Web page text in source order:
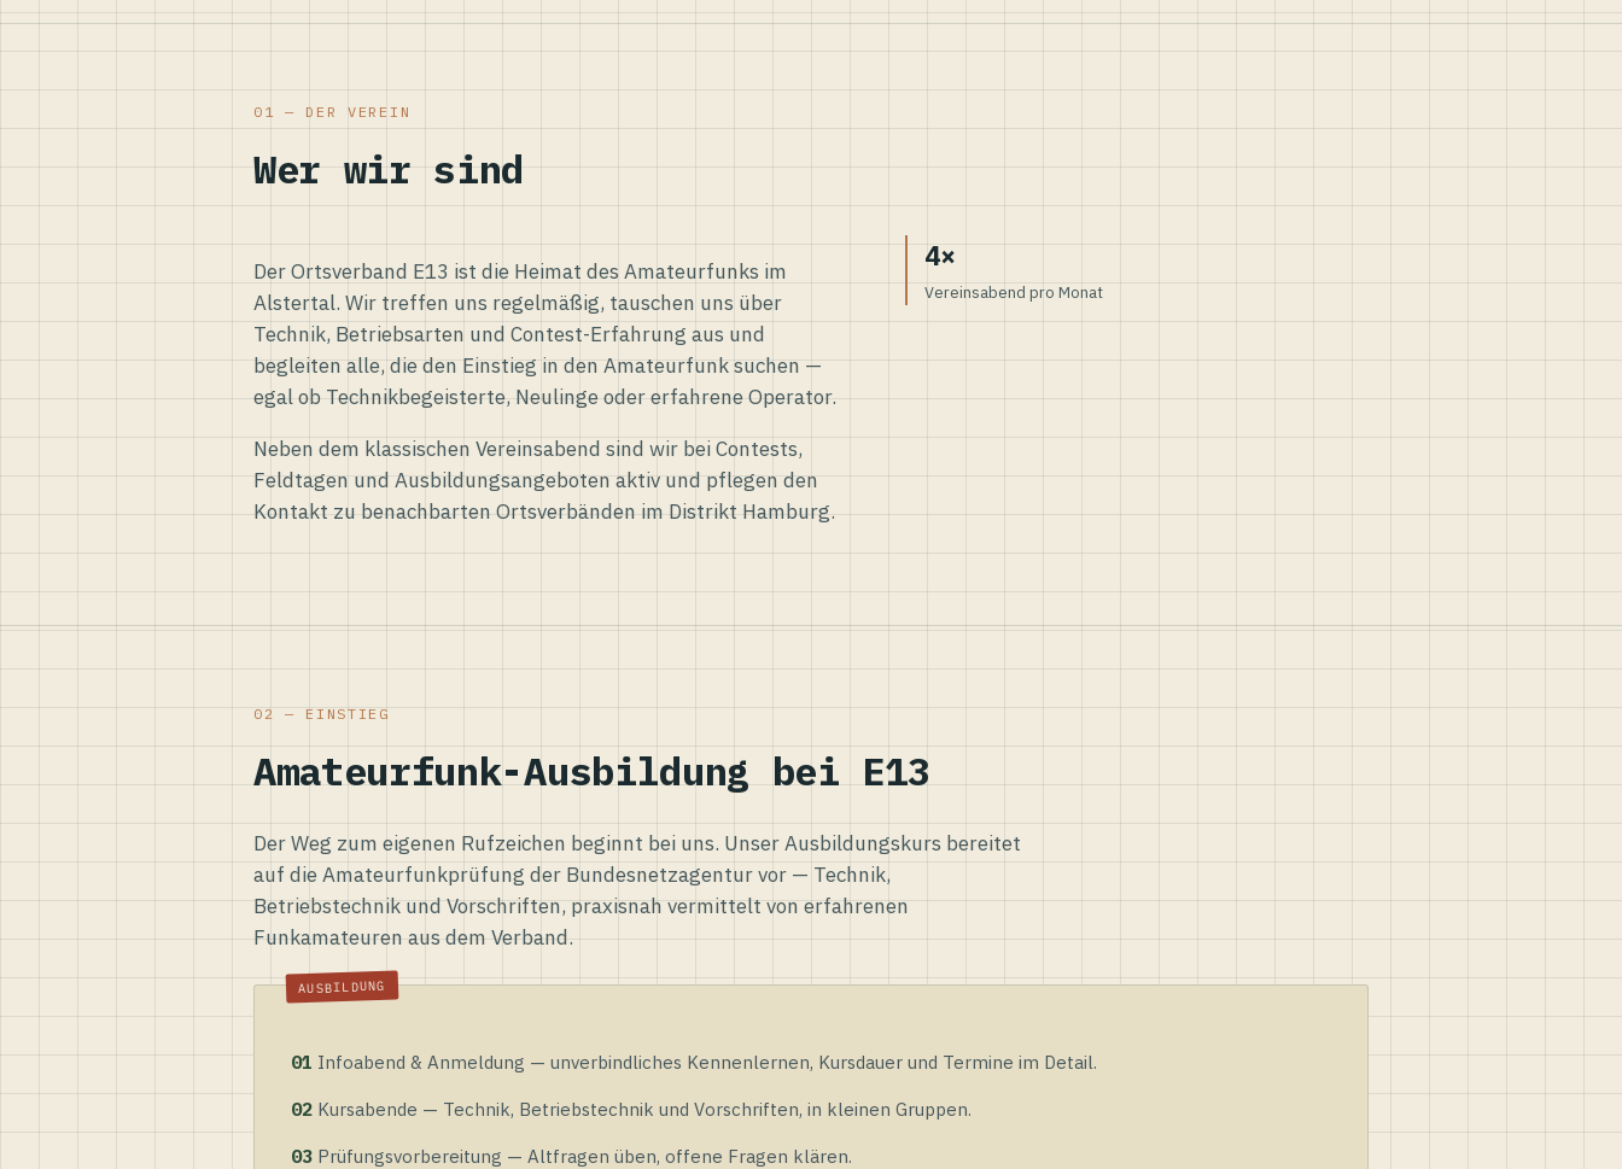
01 — DER VEREIN
Wer wir sind
Der Ortsverband E13 ist die Heimat des Amateurfunks im
Alstertal. Wir treffen uns regelmäßig, tauschen uns über
Technik, Betriebsarten und Contest-Erfahrung aus und
begleiten alle, die den Einstieg in den Amateurfunk suchen —
egal ob Technikbegeisterte, Neulinge oder erfahrene Operator.
Neben dem klassischen Vereinsabend sind wir bei Contests,
Feldtagen und Ausbildungsangeboten aktiv und pflegen den
Kontakt zu benachbarten Ortsverbänden im Distrikt Hamburg.
4×
Vereinsabend pro Monat
02 — EINSTIEG
Amateurfunk-Ausbildung bei E13
Der Weg zum eigenen Rufzeichen beginnt bei uns. Unser Ausbildungskurs bereitet
auf die Amateurfunkprüfung der Bundesnetzagentur vor — Technik,
Betriebstechnik und Vorschriften, praxisnah vermittelt von erfahrenen
Funkamateuren aus dem Verband.
01 Infoabend & Anmeldung — unverbindliches Kennenlernen, Kursdauer und Termine im Detail.
02 Kursabende — Technik, Betriebstechnik und Vorschriften, in kleinen Gruppen.
03 Prüfungsvorbereitung — Altfragen üben, offene Fragen klären.